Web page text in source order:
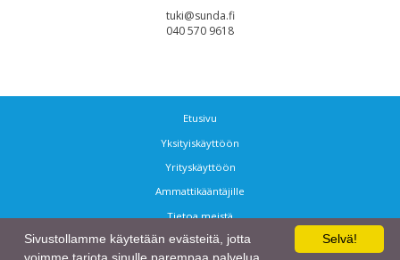
tuki@sunda.fi
040 570 9618
Etusivu
Yksityiskäyttöön
Yrityskäyttöön
Ammattikääntäjille
Tietoa meistä
Ota yhteyttä
Selvä!
Sivustollamme käytetään evästeitä, jotta